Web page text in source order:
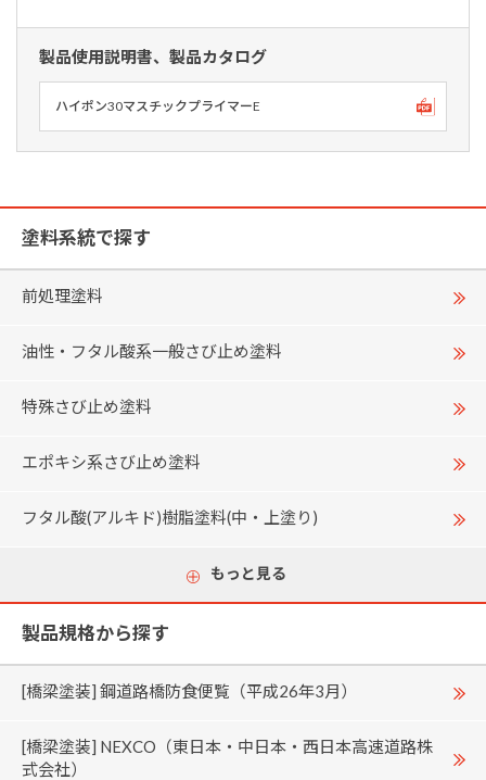
製品使用説明書、製品カタログ
ハイポン30マスチックプライマーE
塗料系統で探す
前処理塗料
油性・フタル酸系一般さび止め塗料
特殊さび止め塗料
エポキシ系さび止め塗料
フタル酸(アルキド)樹脂塗料(中・上塗り)
もっと見る
製品規格から探す
[橋梁塗装] 鋼道路橋防食便覧（平成26年3月）
[橋梁塗装] NEXCO（東日本・中日本・西日本高速道路株
式会社）